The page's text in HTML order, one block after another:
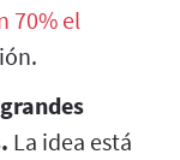
70% el
La idea está